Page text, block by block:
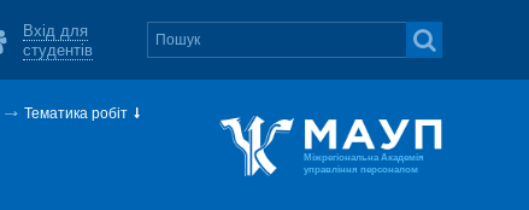
Вхід для
студентів
Міжрегіональна Академія
управління персоналом
Тематика робіт